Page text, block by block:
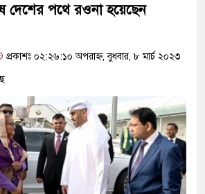
দেশের পথে রওনা হয়েছেন
প্রকাশঃ ০২:২৬:১০ অপরাহ্ন, বুধবার, ৮ মার্চ ২০২৩